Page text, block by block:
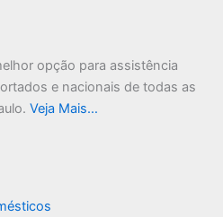
opção para assistência
e nacionais de todas as
Veja Mais…